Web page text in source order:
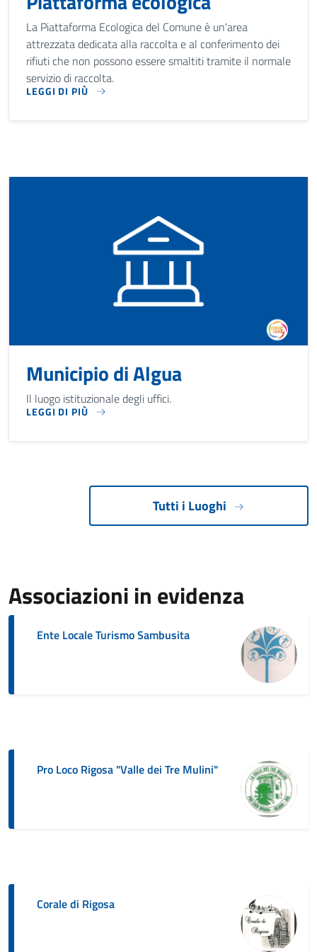
La Piattaforma Ecologica del Comune è un'area
attrezzata dedicata alla raccolta e al conferimento dei
rifiuti che non possono essere smaltiti tramite il normale
servizio di raccolta.
LEGGI DI PIÙ
LA PIATTAFORMA ECOLOGICA DEL COMUNE È UN'AREA
Municipio di Algua
Il luogo istituzionale degli uffici.
LEGGI DI PIÙ
IL LUOGO ISTITUZIONALE DEGLI UFFICI.
Tutti i Luoghi
Associazioni in evidenza
Ente Locale Turismo Sambusita
Pro Loco Rigosa "Valle dei Tre Mulini"
Corale di Rigosa